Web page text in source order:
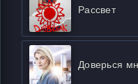
Рассвет
Доверься